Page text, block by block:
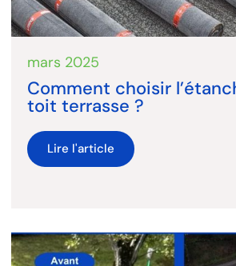
mars 2025
Comment choisir
toit terrasse ?
Lire l'article